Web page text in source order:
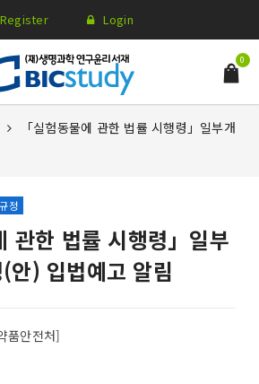
Register Login
0
「실험동물에 관한 법률 시행령」일부개
정
관한 법률 시행령」일부
안) 입법예고 알림
품안전처]